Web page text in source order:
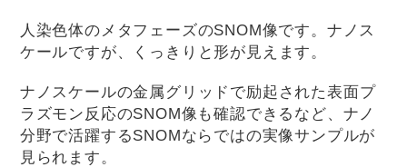
人染色体のメタフェーズのSNOM像です。ナノス
ケールですが、くっきりと形が見えます。
ナノスケールの金属グリッドで励起された表面プ
ラズモン反応のSNOM像も確認できるなど、ナノ
分野で活躍するSNOMならではの実像サンプルが
見られます。